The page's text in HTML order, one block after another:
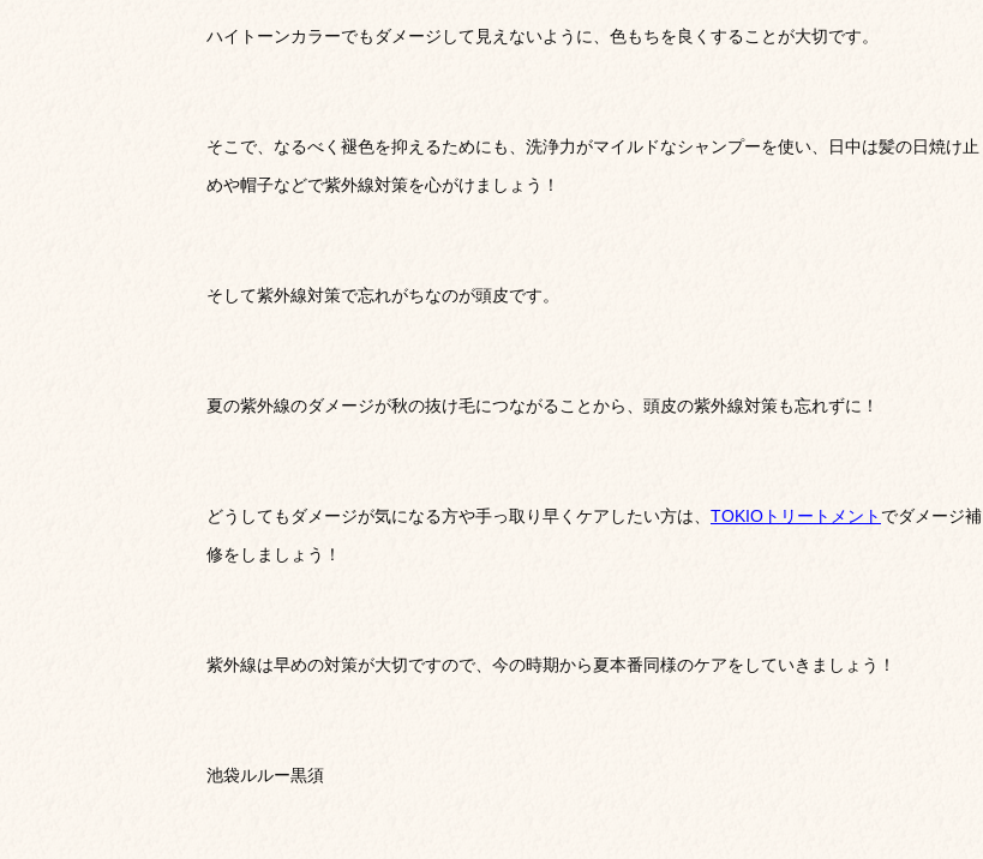
ハイトーンカラーでもダメージして見えないように、色もちを良くすることが大切です。
そこで、なるべく褪色を抑えるためにも、洗浄力がマイルドなシャンプーを使い、日中は髪の日焼け止
めや帽子などで紫外線対策を心がけましょう！
そして紫外線対策で忘れがちなのが頭皮です。
夏の紫外線のダメージが秋の抜け毛につながることから、頭皮の紫外線対策も忘れずに！
どうしてもダメージが気になる方や手っ取り早くケアしたい方は、 TOKIOトリートメント でダメージ補
修をしましょう！
紫外線は早めの対策が大切ですので、今の時期から夏本番同様のケアをしていきましょう！
池袋ルルー黒須